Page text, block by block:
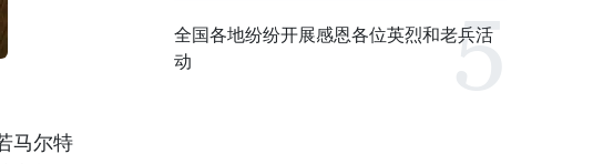
马尔特
全国各地纷纷开展感恩各位英烈和老兵活
动